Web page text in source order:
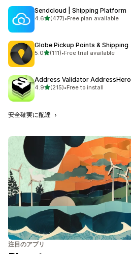
Sendcloud | Shipping Platform
4.65つ星中
(477)
合計レビュー数：477件
•Free plan available
Globe Pickup Points & Shipping
5.05つ星中
(111)
合計レビュー数：111件
•Free trial available
Address Validator AddressHero
4.95つ星中
(215)
合計レビュー数：215件
•Free to install
安全確実に配達
注目のアプリ